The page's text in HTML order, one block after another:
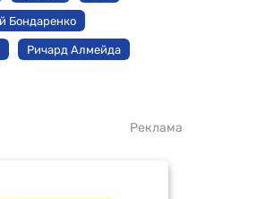
Бондаренко
Ричард Алмейда
Реклама